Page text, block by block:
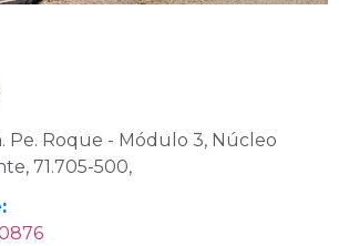
Pe. Roque - Módulo 3, Núcleo
71.705-500,